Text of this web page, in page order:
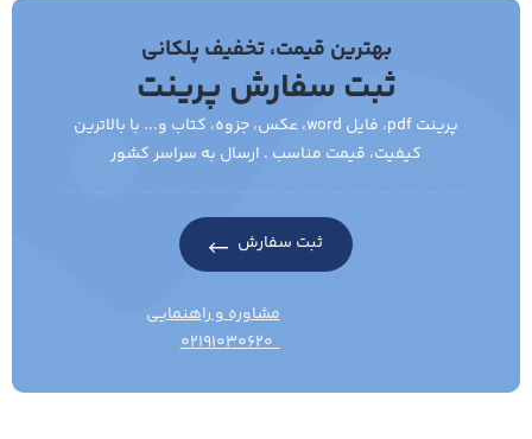
بهترین قیمت، تخفیف پلکانی
ثبت سفارش پرینت
پرینت pdf، فایل word، عکس، جزوه، کتاب و... با بالاترین
کیفیت، قیمت مناسب . ارسال به سراسر کشور
ثبت سفارش
مشاوره و راهنمایی
۰۲۱۹۱۰۳۰۶۲۰